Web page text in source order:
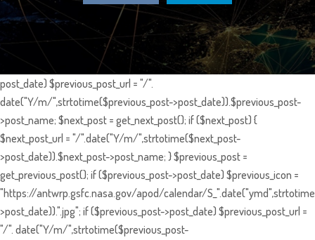
post_date) $previous_post_url = "/".
date("Y/m/",strtotime($previous_post->post_date)).$previous_post-
>post_name; $next_post = get_next_post(); if ($next_post) {
$next_post_url = "/".date("Y/m/",strtotime($next_post-
>post_date)).$next_post->post_name; } $previous_post =
get_previous_post(); if ($previous_post->post_date) $previous_icon =
"https://antwrp.gsfc.nasa.gov/apod/calendar/
>post_date)).".jpg"; if ($previous_post->post_date) $previous_post_url =
"/". date("Y/m/",strtotime($previous_post-